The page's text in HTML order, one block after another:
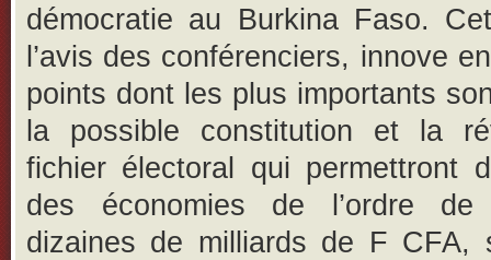
démocratie au Burkina Faso.
l’avis des conférenciers, innove
points dont les plus importants
la possible constitution et la
fichier électoral qui permettront
des économies de l’ordre de
dizaines de milliards de F CFA,